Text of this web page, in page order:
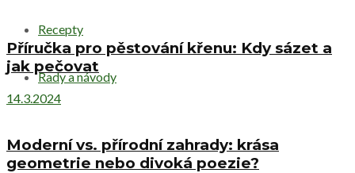
Recepty
Rady a návody
Příručka pro pěstování křenu: Kdy sázet a
jak pečovat
14.3.2024
Moderní vs. přírodní zahrady: krása
geometrie nebo divoká poezie?